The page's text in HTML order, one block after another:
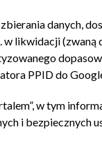
reklamydanych,
likwidacji (zwaną
PPID do
w tym
i bezpiecznych